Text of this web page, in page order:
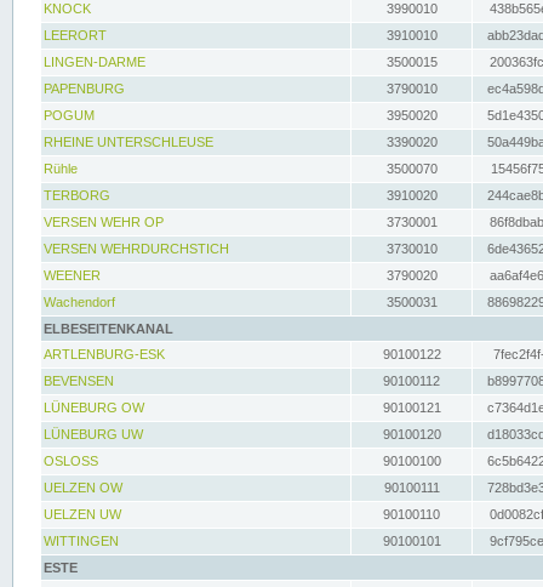
KNOCK
3990010
LEERORT
3910010
LINGEN-DARME
3500015
PAPENBURG
3790010
POGUM
3950020
RHEINE UNTERSCHLEUSE
3390020
Rühle
3500070
TERBORG
3910020
VERSEN WEHR OP
3730001
VERSEN WEHRDURCHSTICH
3730010
WEENER
3790020
Wachendorf
3500031
ELBESEITENKANAL
ARTLENBURG-ESK
90100122
BEVENSEN
90100112
LÜNEBURG OW
90100121
LÜNEBURG UW
90100120
OSLOSS
90100100
UELZEN OW
90100111
UELZEN UW
90100110
WITTINGEN
90100101
ESTE